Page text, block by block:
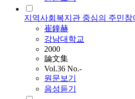
지역사회복지관 중심의 주민
崔鐘赫
강남대학교
2000
論文集
Vol.36 No.-
원문보기
음성듣기